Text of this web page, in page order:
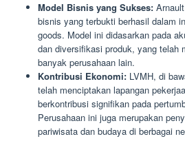
Model Bisnis yang Sukses:
bisnis yang terbukti berhasil dalam
goods. Model ini didasarkan pada
dan diversifikasi produk, yang telah
banyak perusahaan lain.
Kontribusi Ekonomi: LVMH, di
telah menciptakan lapangan
berkontribusi signifikan pada
Perusahaan ini juga merupakan
pariwisata dan budaya di berbagai